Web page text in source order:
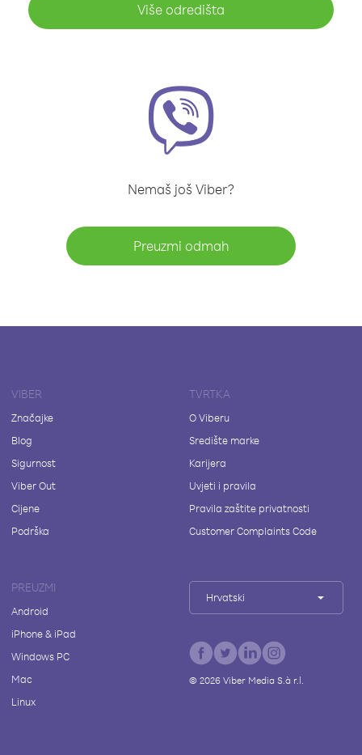
Više odredišta
Nemaš još Viber?
Preuzmi odmah
VIBER
Značajke
Blog
Sigurnost
Viber Out
Cijene
Podrška
TVRTKA
O Viberu
Središte marke
Karijera
Uvjeti i pravila
Pravila zaštite privatnosti
Customer Complaints Code
PREUZMI
Android
iPhone & iPad
Windows PC
Mac
Linux
Hrvatski
© 2026Viber Media S.à r.l.